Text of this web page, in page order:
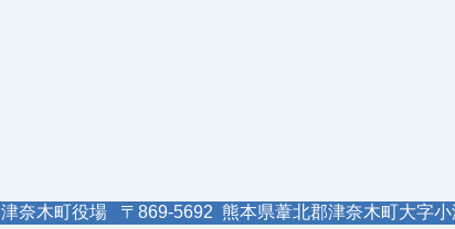
津奈木町役場 〒869-5692 熊本県葦北郡津奈木町大字